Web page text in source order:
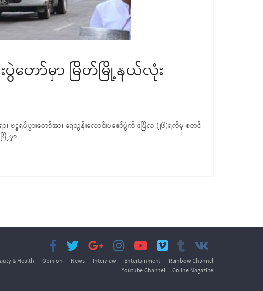
ပွဲတော်မှာ မြိတ်မြို့နယ်လုံး
ဗုဒ္ဓရုပ်ပွားတော်အား ရေသွန်းလောင်းပူဇော်ပွဲကို ဧပြီလ (၂၆)ရက်မှ စတင်
ြို့မှာ
& Health Opinion News Interview Entertainment
Rainbow Channel
Youtube Channel
Online Magazine